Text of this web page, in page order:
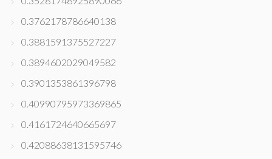
0.3762178786640138
0.3881591375527227
0.3894602029049582
0.3901353861396798
0.40990795973369865
0.4161724640665697
0.42088638131595746